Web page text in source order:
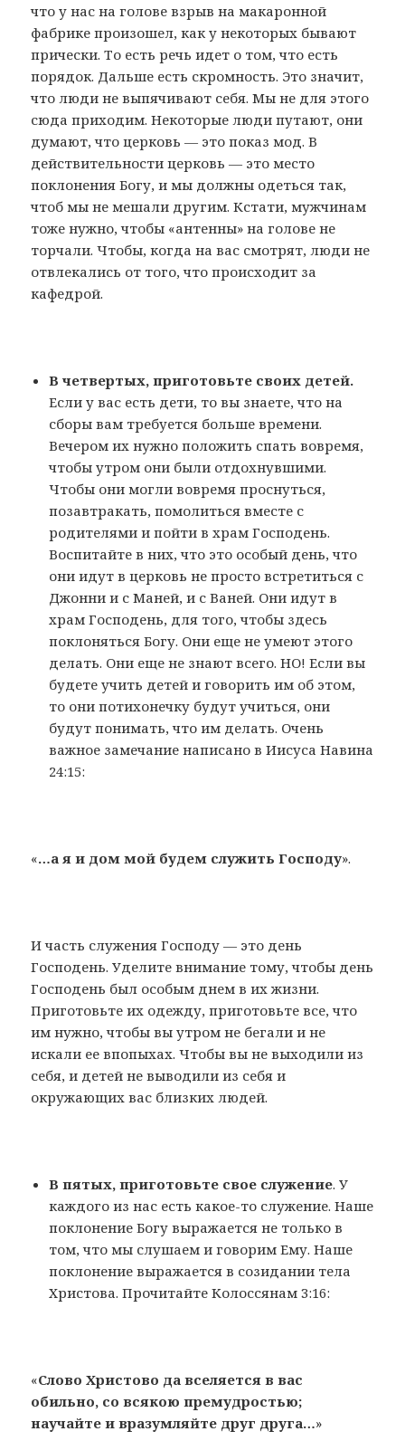
что у нас на голове взрыв на макаронной
фабрике произошел, как у некоторых бывают
прически. То есть речь идет о том, что есть
порядок. Дальше есть скромность. Это значит,
что люди не выпячивают себя. Мы не для этого
сюда приходим. Некоторые люди путают, они
думают, что церковь — это показ мод. В
действительности церковь — это место
поклонения Богу, и мы должны одеться так,
чтоб мы не мешали другим. Кстати, мужчинам
тоже нужно, чтобы «антенны» на голове не
торчали. Чтобы, когда на вас смотрят, люди не
отвлекались от того, что происходит за
кафедрой.
В четвертых, приготовьте своих детей.
Если у вас есть дети, то вы знаете, что на
сборы вам требуется больше времени.
Вечером их нужно положить спать вовремя,
чтобы утром они были отдохнувшими.
Чтобы они могли вовремя проснуться,
позавтракать, помолиться вместе с
родителями и пойти в храм Господень.
Воспитайте в них, что это особый день, что
они идут в церковь не просто встретиться с
Джонни и с Маней, и с Ваней. Они идут в
храм Господень, для того, чтобы здесь
поклоняться Богу. Они еще не умеют этого
делать. Они еще не знают всего. НО! Если вы
будете учить детей и говорить им об этом,
то они потихонечку будут учиться, они
будут понимать, что им делать. Очень
важное замечание написано в Иисуса Навина
24:15:
«…а я и дом мой будем служить Господу».
И часть служения Господу — это день
Господень. Уделите внимание тому, чтобы день
Господень был особым днем в их жизни.
Приготовьте их одежду, приготовьте все, что
им нужно, чтобы вы утром не бегали и не
искали ее впопыхах. Чтобы вы не выходили из
себя, и детей не выводили из себя и
окружающих вас близких людей.
В пятых, приготовьте свое служение. У
каждого из нас есть какое-то служение. Наше
поклонение Богу выражается не только в
том, что мы слушаем и говорим Ему. Наше
поклонение выражается в созидании тела
Христова. Прочитайте Колоссянам 3:16:
«Слово Христово да вселяется в вас
обильно, со всякою премудростью;
научайте и вразумляйте друг друга…»